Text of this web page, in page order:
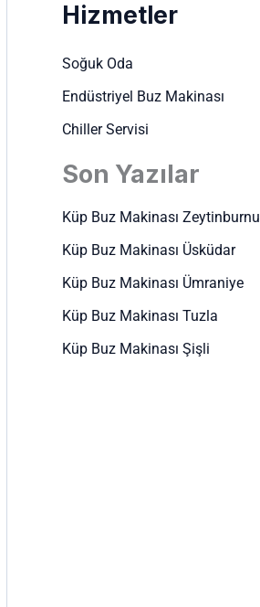
Hizmetler
Soğuk Oda
Endüstriyel Buz Makinası
Chiller Servisi
Son Yazılar
Küp Buz Makinası Zeytinburnu
Küp Buz Makinası Üsküdar
Küp Buz Makinası Ümraniye
Küp Buz Makinası Tuzla
Küp Buz Makinası Şişli